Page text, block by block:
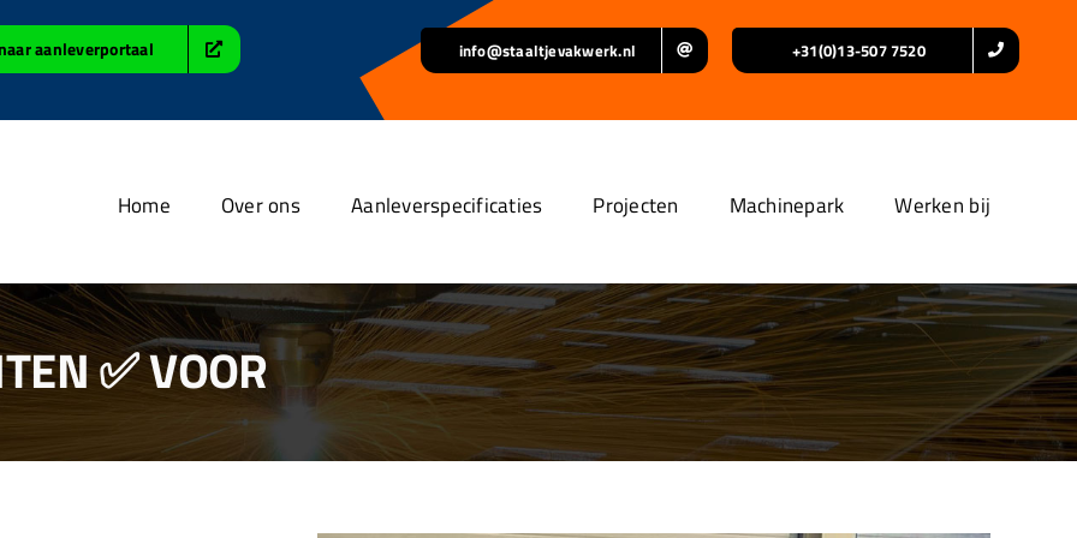
aanleverportaal info@staaltjevakwerk.nl +31(0)13-507 7520
Home Over ons Aanleverspecificaties Projecten Machinepark Werken bij
✅ VOOR